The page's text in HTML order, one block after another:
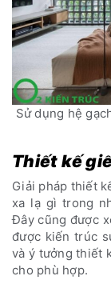
Sử dụng hệ
Thiết kế
Giải pháp thiết
xa lạ gì trong
Đây cũng được
được kiến trúc
và ý tưởng thiết
cho phù hợp.